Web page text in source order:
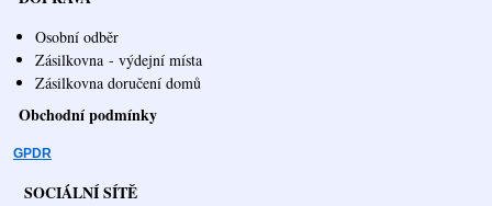
Osobní odběr
Zásilkovna - výdejní místa
Zásilkovna doručení domů
Obchodní podmínky
GPDR
SOCIÁLNÍ SÍTĚ